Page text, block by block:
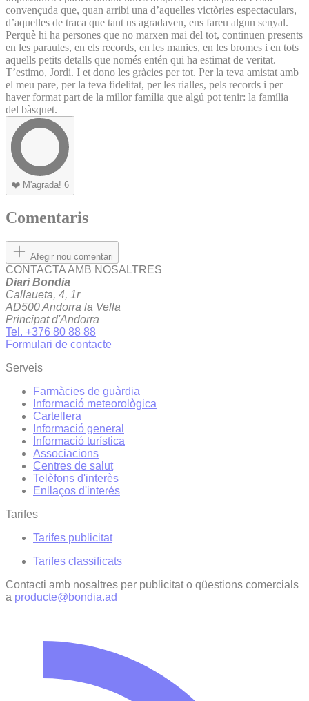
convençuda que, quan arribi una d’aquelles victòries espectaculars,
d’aquelles de traca que tant us agradaven, ens fareu algun senyal.
Perquè hi ha persones que no marxen mai del tot, continuen presents
en les paraules, en els records, en les manies, en les bromes i en tots
aquells petits detalls que només entén qui ha estimat de veritat.
T’estimo, Jordi. I et dono les gràcies per tot. Per la teva amistat amb
el meu pare, per la teva fidelitat, per les rialles, pels records i per
haver format part de la millor família que algú pot tenir: la família
del bàsquet.
❤️ M'agrada! 6
Comentaris
Afegir nou comentari
CONTACTA AMB NOSALTRES
Diari Bondia
Callaueta, 4, 1r
AD500 Andorra la Vella
Principat d'Andorra
Tel. +376 80 88 88
Formulari de contacte
Serveis
Farmàcies de guàrdia
Informació meteorològica
Cartellera
Informació general
Informació turística
Associacions
Centres de salut
Telèfons d'interès
Enllaços d'interés
Tarifes
Tarifes publicitat
Tarifes classificats
Contacti amb nosaltres per publicitat o qüestions comercials
a producte@bondia.ad